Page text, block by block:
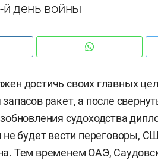
день войны
достичь своих главных
ракет, а после
судоходства
не будет вести переговоры,
Тем временем ОАЭ,